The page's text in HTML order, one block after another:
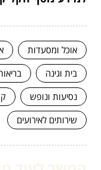
אוכל ומסעדות
בית וגינה
נסיעות ונופש
שירותים לאירועים